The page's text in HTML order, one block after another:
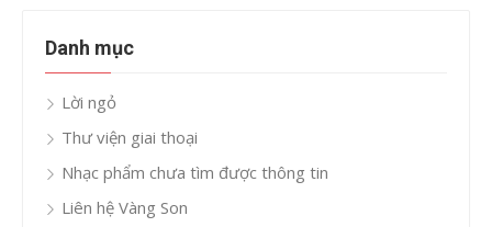
Danh mục
Lời ngỏ
Thư viện giai thoại
Nhạc phẩm chưa tìm được thông tin
Liên hệ Vàng Son